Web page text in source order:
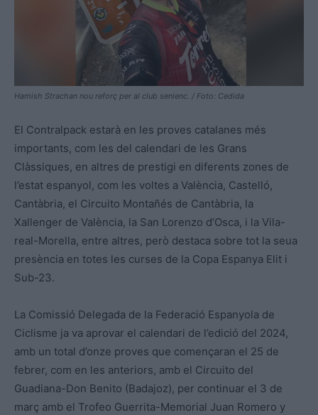
Hamish Strachan nou reforç per al club senienc. / Foto: Cedida
El Contralpack estarà en les proves catalanes més
importants, com les del calendari de les Grans
Clàssiques, en altres de prestigi en diferents zones de
l’estat espanyol, com les voltes a València, Castelló,
Cantàbria, el Circuito Montañés de Cantàbria, la
Xallenger de València, la San Lorenzo d’Osca, i la Vila-
real-Morella, entre altres, però destaca sobre tot la seua
presència en totes les curses de la Copa Espanya Elit i
Sub-23.
La Comissió Delegada de la Federació Espanyola de
Ciclisme ja va aprovar el calendari de l’edició del 2024,
amb un total d’onze proves que començaran el 25 de
febrer, com en les anteriors, amb el Circuito del
Guadiana-Don Benito (Badajoz), per continuar el 3 de
març amb el Trofeo Guerrita-Memorial Juan Romero y